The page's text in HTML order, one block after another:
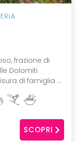
frazione di
Dolomiti
di famiglia ...
SCOPRI